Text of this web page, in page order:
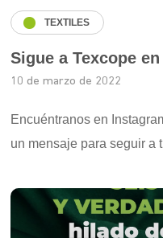
TEXTILES
Sigue a Texcope
10 de marzo de 2022
Encuéntranos en
un mensaje para seguir a